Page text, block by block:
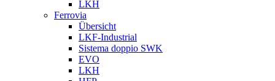
LKH
Ferrovia
Übersicht
LKF-Industrial
Sistema doppio SWK
EVO
LKH